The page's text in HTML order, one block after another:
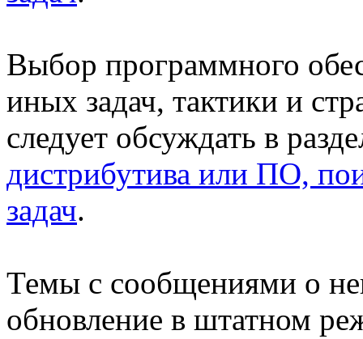
Выбор программного
иных задач, тактики и
следует обсуждать в
дистрибутива или ПО,
задач.
Темы с сообщениями о
обновление в штатном